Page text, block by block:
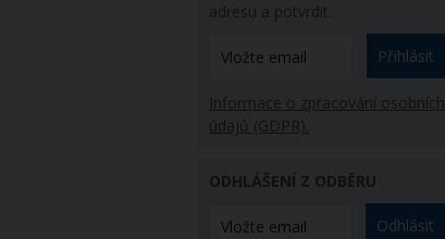
adresu a potvrdit.
Přihlásit
Informace o zpracování osobních
údajů (GDPR).
ODHLÁŠENÍ Z ODBĚRU
Odhlásit